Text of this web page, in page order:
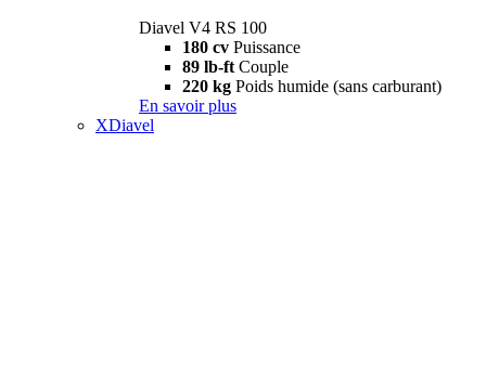
Diavel V4 RS 100
180 cv Puissance
89 lb-ft Couple
220 kg Poids humide (sans carburant)
En savoir plus
XDiavel